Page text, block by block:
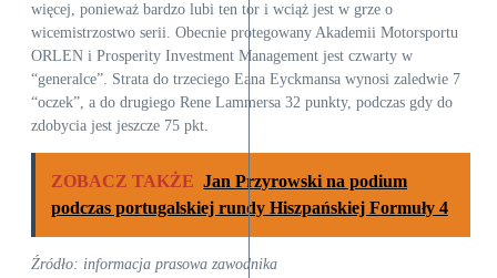
więcej, ponieważ bardzo lubi ten tor i wciąż jest w grze o
wicemistrzostwo serii. Obecnie protegowany Akademii Motorsportu
ORLEN i Prosperity Investment Management jest czwarty w
“generalce”. Strata do trzeciego Eana Eyckmansa wynosi zaledwie 7
“oczek”, a do drugiego Rene Lammersa 32 punkty, podczas gdy do
zdobycia jest jeszcze 75 pkt.
ZOBACZ TAKŻE Jan Przyrowski na podium
podczas portugalskiej rundy Hiszpańskiej Formuły 4
Źródło: informacja prasowa zawodnika